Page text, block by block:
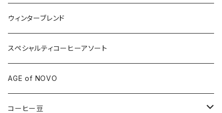
ウィンターブレンド
スペシャルティコーヒーアソート
AGE of NOVO
コーヒー豆